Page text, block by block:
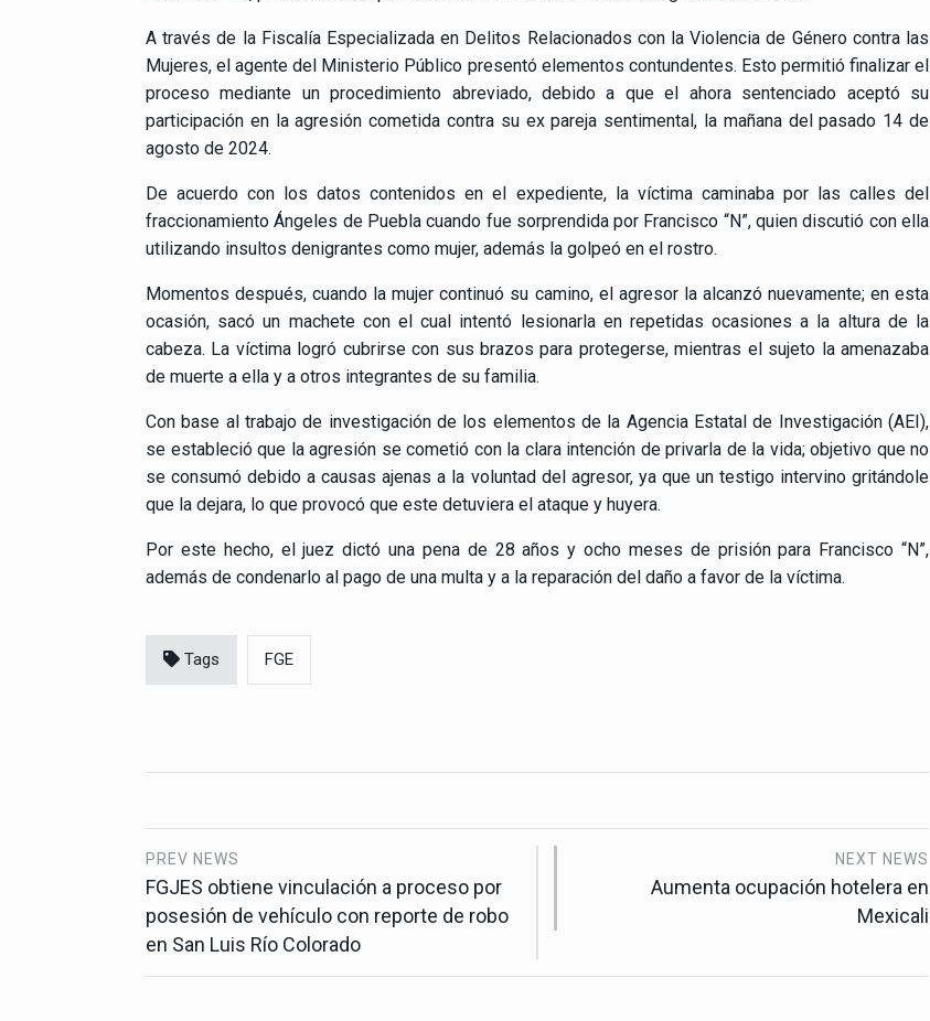
A través de la Fiscalía Especializada en Delitos Relacionados con la Violencia de Género contra las
Mujeres, el agente del Ministerio Público presentó elementos contundentes. Esto permitió finalizar el
proceso mediante un procedimiento abreviado, debido a que el ahora sentenciado aceptó su
participación en la agresión cometida contra su ex pareja sentimental, la mañana del pasado 14 de
agosto de 2024.
De acuerdo con los datos contenidos en el expediente, la víctima caminaba por las calles del
fraccionamiento Ángeles de Puebla cuando fue sorprendida por Francisco “N”, quien discutió con ella
utilizando insultos denigrantes como mujer, además la golpeó en el rostro.
Momentos después, cuando la mujer continuó su camino, el agresor la alcanzó nuevamente; en esta
ocasión, sacó un machete con el cual intentó lesionarla en repetidas ocasiones a la altura de la
cabeza. La víctima logró cubrirse con sus brazos para protegerse, mientras el sujeto la amenazaba
de muerte a ella y a otros integrantes de su familia.
Con base al trabajo de investigación de los elementos de la Agencia Estatal de Investigación (AEI),
se estableció que la agresión se cometió con la clara intención de privarla de la vida; objetivo que no
se consumó debido a causas ajenas a la voluntad del agresor, ya que un testigo intervino gritándole
que la dejara, lo que provocó que este detuviera el ataque y huyera.
Por este hecho, el juez dictó una pena de 28 años y ocho meses de prisión para Francisco “N”,
además de condenarlo al pago de una multa y a la reparación del daño a favor de la víctima.
Tags FGE
PREV NEWS
FGJES obtiene vinculación a proceso por
posesión de vehículo con reporte de robo
en San Luis Río Colorado
NEXT NEWS
Aumenta ocupación hotelera en
Mexicali